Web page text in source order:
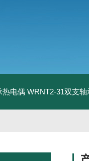
热电偶 WRNT2-31双支